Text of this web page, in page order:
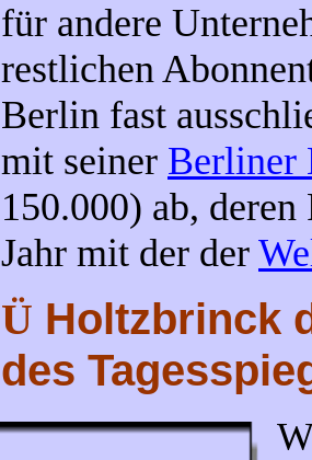
für andere
restlichen
Berlin fast
mit seiner Berliner
150.000) ab,
Jahr mit der der
Ü Holtzbrinck
des